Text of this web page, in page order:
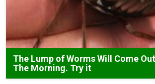
The Lump of Worms Will Come
The Morning. Try it